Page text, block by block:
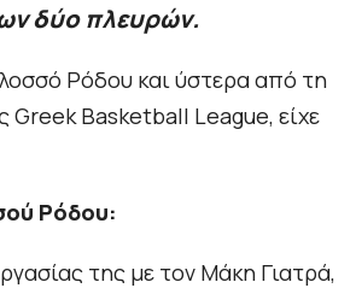
δύo πλευρών.
Ρόδου και ύστερα από τη
Greek Basketball League, είχε
Ρόδου:
της με τον Μάκη Γιατρά,